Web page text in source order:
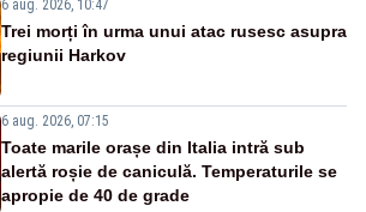
6 aug. 2026, 10:47
Trei morți în urma unui atac rusesc asupra
regiunii Harkov
6 aug. 2026, 07:15
Toate marile orașe din Italia intră sub
alertă roșie de caniculă. Temperaturile se
apropie de 40 de grade